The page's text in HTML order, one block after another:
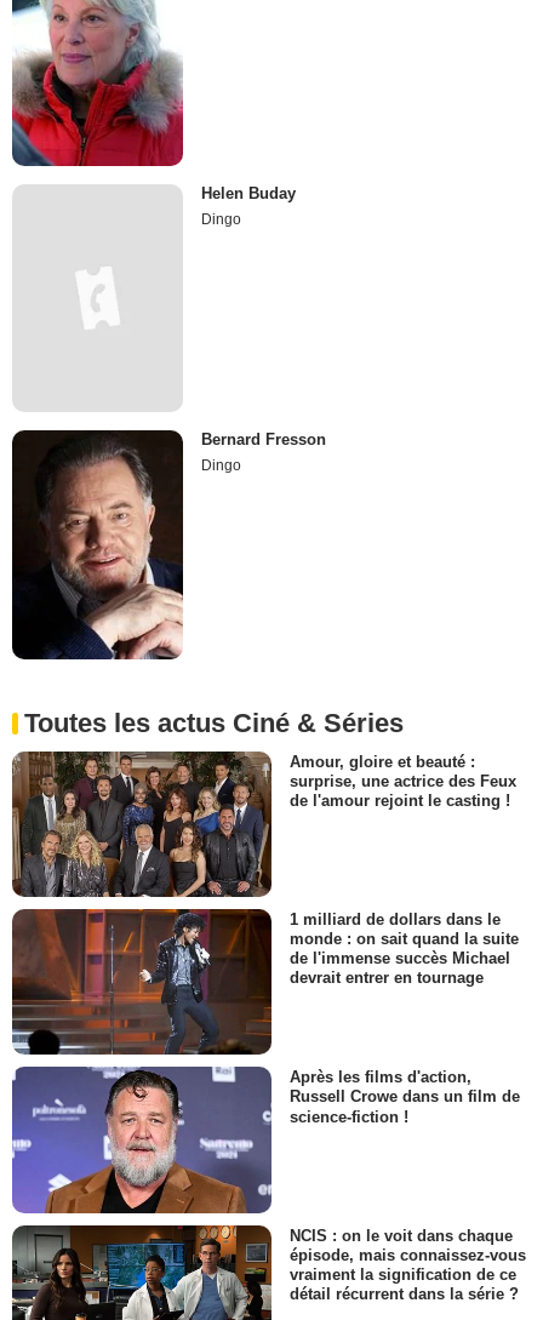
Helen Buday
Dingo
Bernard Fresson
Dingo
Toutes les actus Ciné & Séries
Amour, gloire et beauté :
surprise, une actrice des Feux
de l'amour rejoint le casting !
1 milliard de dollars dans le
monde : on sait quand la suite
de l'immense succès Michael
devrait entrer en tournage
Après les films d'action,
Russell Crowe dans un film de
science-fiction !
NCIS : on le voit dans chaque
épisode, mais connaissez-vous
vraiment la signification de ce
détail récurrent dans la série ?